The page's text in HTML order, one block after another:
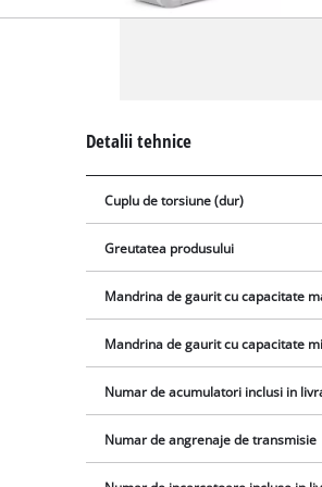
Detalii tehnice
Cuplu de torsiune (dur)
Greutatea produsului
Mandrina de gaurit cu capacitate
Mandrina de gaurit cu capacitate
Numar de acumulatori inclusi in
Numar de angrenaje de transmisie